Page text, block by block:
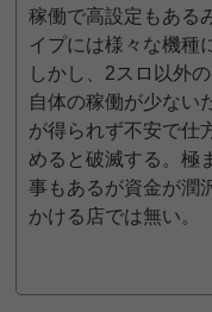
稼働で高設定もある
イプには様々な機種
しかし、2スロ以外
自体の稼働が少ない
が得られず不安で仕
めると破滅する。極
事もあるが資金が潤
かける店では無い。